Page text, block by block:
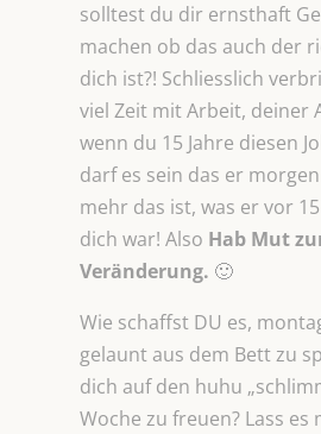
solltest du dir ernsthaft
machen ob das auch der
dich ist?! Schliesslich
viel Zeit mit Arbeit, deiner
wenn du 15 Jahre diesen
darf es sein das er
mehr das ist, was er vor
dich war! Also Hab Mut
Veränderung. 🙂
Wie schaffst DU es,
gelaunt aus dem Bett zu
dich auf den huhu
Woche zu freuen? Lass es